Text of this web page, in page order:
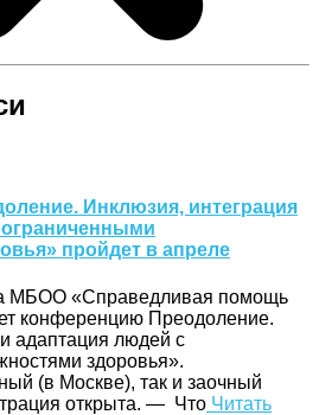
Инклюзия, интеграция
пройдет в апреле
МБОО «Справедливая помощь
конференцию Преодоление.
адаптация людей с
здоровья».
(в Москве), так и заочный
открыта. — Что Читать